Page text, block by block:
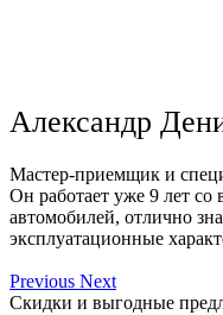
Александр
Мастер-приемщик и
Он работает уже 9 лет
автомобилей, отлично
эксплуатационные
Previous Next
Скидки и выгодные